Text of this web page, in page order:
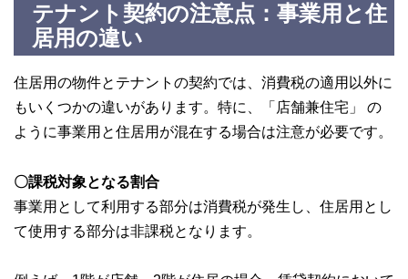
テナント契約の注意点：事業用と住
居用の違い
住居用の物件とテナントの契約では、消費税の適用以外に
もいくつかの違いがあります。特に、「店舗兼住宅」 の
ように事業用と住居用が混在する場合は注意が必要です。
〇課税対象となる割合
事業用として利用する部分は消費税が発生し、住居用とし
て使用する部分は非課税となります。